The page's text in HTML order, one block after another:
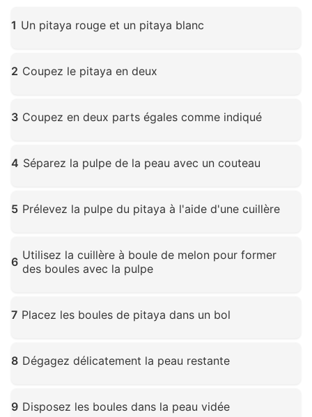
1 Un pitaya rouge et un pitaya blanc
2 Coupez le pitaya en deux
3 Coupez en deux parts égales comme indiqué
4 Séparez la pulpe de la peau avec un couteau
5 Prélevez la pulpe du pitaya à l'aide d'une cuillère
6 Utilisez la cuillère à boule de melon pour former
des boules avec la pulpe
7 Placez les boules de pitaya dans un bol
8 Dégagez délicatement la peau restante
9 Disposez les boules dans la peau vidée